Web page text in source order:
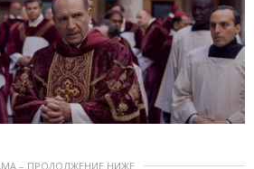
– ПРОДОЛЖЕНИЕ НИЖЕ